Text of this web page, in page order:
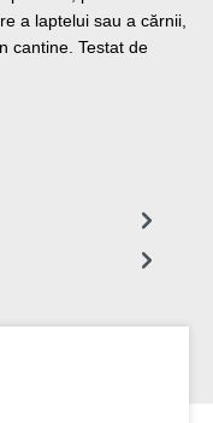
a laptelui sau a cărnii,
cantine. Testat de
Evaluarea
de Mediu din